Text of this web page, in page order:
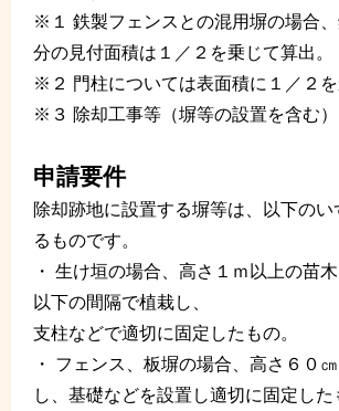
※１ 鉄製フェンスとの混用塀の場合
分の見付面積は１／２を乗じて算出。
※２ 門柱については表面積に１／２を
※３ 除却工事等（塀等の設置を含む）
申請要件
除却跡地に設置する塀等は、以下の
るものです。
・ 生け垣の場合、高さ１ｍ以上の苗
以下の間隔で植栽し、
支柱などで適切に固定したもの。
・ フェンス、板塀の場合、高さ６０
し、基礎などを設置し適切に固定した